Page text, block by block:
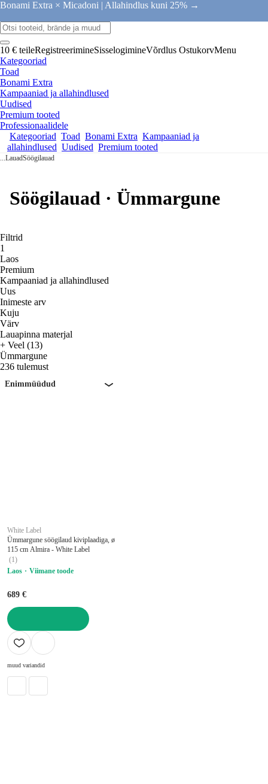
Bonami Extra × Micadoni | Allahindlus kuni 25% →
10 € teileRegistreerimineSisselogimineVõrdlus OstukorvMenu
Kategooriad
Toad
Bonami Extra
Kampaaniad ja allahindlused
Uudised
Premium tooted
Professionaalidele
Kategooriad Toad Bonami Extra Kampaaniad ja
allahindlused Uudised Premium tooted
...LauadSöögilauad
Söögilauad · Ümmargune
Filtrid
1
Laos
Premium
Kampaaniad ja allahindlused
Uus
Inimeste arv
Kuju
Värv
Lauapinna materjal
+ Veel (13)
Ümmargune
236 tulemust
Enimmüüdud
White Label
Ümmargune söögilaud kiviplaadiga, ø
115 cm Almira - White Label
(1)
Laos
Viimane toode
689 €
LISA OSTUKORVI
muud variandid